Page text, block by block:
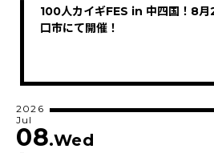
100人カイギFES in 中四国！8月
口市にて開催！
2026
Jul
08.Wed